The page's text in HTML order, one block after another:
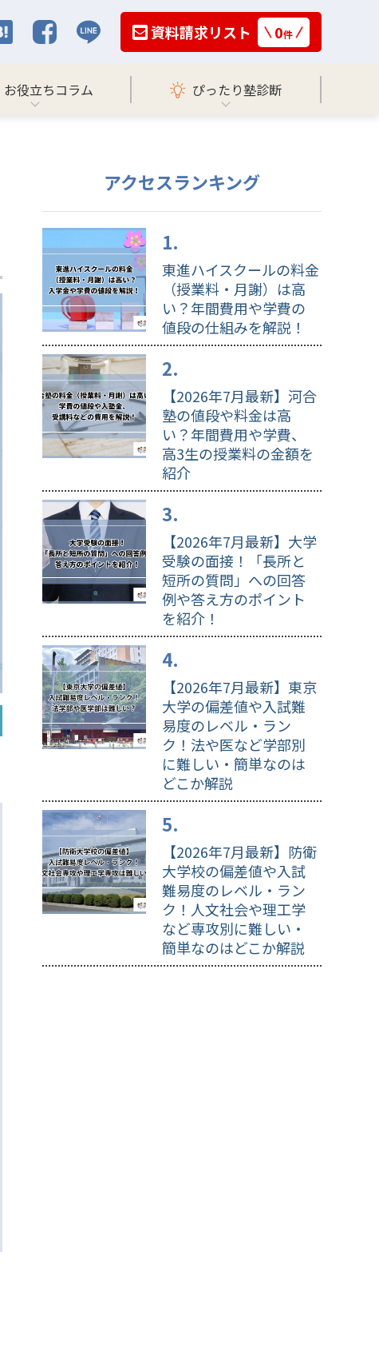
資料請求リスト 0件
お役立ちコラム ぴったり塾診断
アクセスランキング
東進ハイスクールの料金
（授業料・月謝）は高
い？年間費用や学費の
値段の仕組みを解説！
【2026年7月最新】河合
塾の値段や料金は高
い？年間費用や学費、
高3生の授業料の金額を
紹介
【2026年7月最新】大学
受験の面接！「長所と
短所の質問」への回答
例や答え方のポイント
を紹介！
【2026年7月最新】東京
大学の偏差値や入試難
易度のレベル・ラン
ク！法や医など学部別
に難しい・簡単なのは
どこか解説
【2026年7月最新】防衛
大学校の偏差値や入試
難易度のレベル・ラン
ク！人文社会や理工学
など専攻別に難しい・
簡単なのはどこか解説